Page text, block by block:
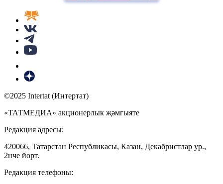
©2025 Intertat (Интертат)
«ТАТМЕДИА» акционерлык җәмгыяте
Редакция адресы:
420066, Татарстан Республикасы, Казан, Декабристлар ур.,
2нче йорт.
Редакция телефоны: